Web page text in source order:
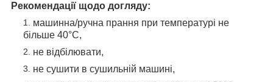
Рекомендації щодо догляду:
машинна/ручна прання при температурі не
більше 40°C,
не відбілювати,
не сушити в сушильній машині,